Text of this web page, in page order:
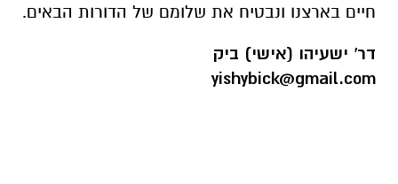
חיים בארצנו ונבטיח את שלומם של הדורות הבאים.
דר' ישעיהו (אישי) ביק
yishybick@gmail.com